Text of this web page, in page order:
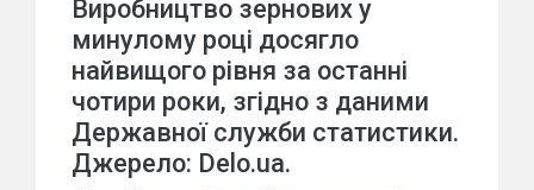
Виробництво зернових у
минулому році досягло
найвищого рівня за останні
чотири роки, згідно з даними
Державної служби статистики.
Джерело: Delo.ua.